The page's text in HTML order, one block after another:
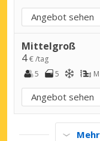
Angebot sehen
Mittelgroß
4€ /tag
5
5 M
Angebot sehen